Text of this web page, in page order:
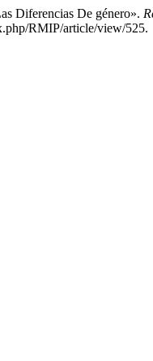
Diferencias De género».
RMIP/article/view/525.